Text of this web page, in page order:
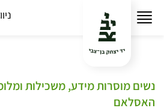
נשים מוסרות מידע, משכילות
האסלאם